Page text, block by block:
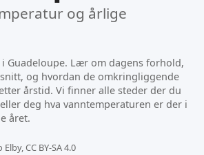
og årlige
Guadeloupe. Lær om dagens forhold,
og hvordan de omkringliggende
årstid. Vi finner alle steder der du
deg hva vanntemperaturen er der i
året.
CC BY-SA 4.0